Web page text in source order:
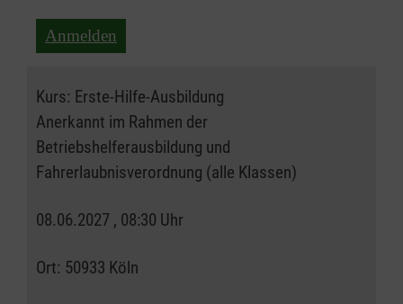
Anmelden
Kurs: Erste-Hilfe-Ausbildung
Anerkannt im Rahmen der
Betriebshelferausbildung und
Fahrerlaubnisverordnung (alle Klassen)
08.06.2027 , 08:30 Uhr
Ort: 50933 Köln